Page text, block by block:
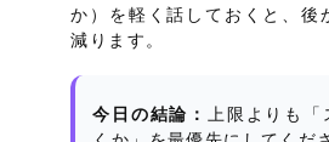
か）を軽く話しておくと、後
減ります。
今日の結論：
上限よりも